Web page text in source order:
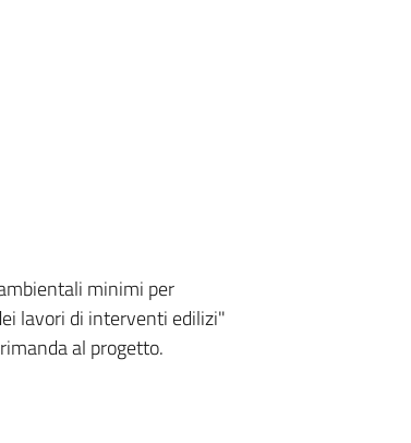
minimi per
lavori di interventi edilizi"
al progetto.